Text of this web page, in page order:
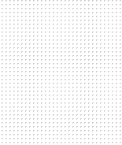
MAIL